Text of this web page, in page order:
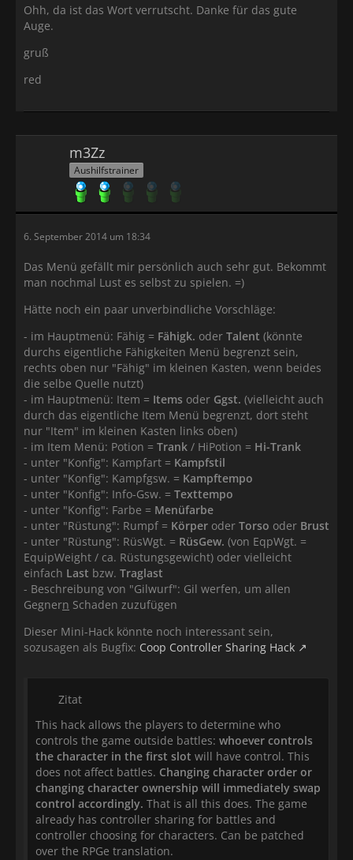
Ohh, da ist das Wort verrutscht. Danke für das gute
Auge.
gruß
red
m3Zz
Aushilfstrainer
6. September 2014 um 18:34
Das Menü gefällt mir persönlich auch sehr gut. Bekommt
man nochmal Lust es selbst zu spielen. =)
Hätte noch ein paar unverbindliche Vorschläge:
- im Hauptmenü: Fähig = Fähigk. oder Talent (könnte
durchs eigentliche Fähigkeiten Menü begrenzt sein,
rechts oben nur "Fähig" im kleinen Kasten, wenn beides
die selbe Quelle nutzt)
- im Hauptmenü: Item = Items oder Ggst. (vielleicht auch
durch das eigentliche Item Menü begrenzt, dort steht
nur "Item" im kleinen Kasten links oben)
- im Item Menü: Potion = Trank / HiPotion = Hi-Trank
- unter "Konfig": Kampfart = Kampfstil
- unter "Konfig": Kampfgsw. = Kampftempo
- unter "Konfig": Info-Gsw. = Texttempo
- unter "Konfig": Farbe = Menüfarbe
- unter "Rüstung": Rumpf = Körper oder Torso oder Brust
- unter "Rüstung": RüsWgt. = RüsGew. (von EqpWgt. =
EquipWeight / ca. Rüstungsgewicht) oder vielleicht
einfach Last bzw. Traglast
- Beschreibung von "Gilwurf": Gil werfen, um allen
Gegnern Schaden zuzufügen
Dieser Mini-Hack könnte noch interessant sein,
sozusagen als Bugfix: Coop Controller Sharing Hack
Zitat
This hack allows the players to determine who
controls the game outside battles: whoever controls
the character in the first slot will have control. This
does not affect battles. Changing character order or
changing character ownership will immediately swap
control accordingly. That is all this does. The game
already has controller sharing for battles and
controller choosing for characters. Can be patched
over the RPGe translation.